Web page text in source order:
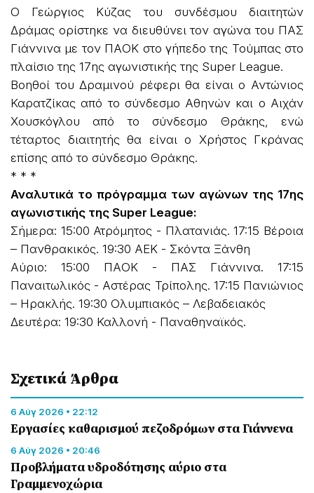
Ο Γεώργιος Κύζας του συνδέσμου διαιτητών
Δράμας ορίστηκε να διευθύνει τον αγώνα του ΠΑΣ
Γιάννινα με τον ΠΑΟΚ στο γήπεδο της Τούμπας στο
πλαίσιο της 17ης αγωνιστικής της Super League.
Βοηθοί του Δραμινού ρέφερι θα είναι ο Αντώνιος
Καρατζίκας από το σύνδεσμο Αθηνών και ο Αιχάν
Χουσκόγλου από το σύνδεσμο Θράκης, ενώ
τέταρτος διαιτητής θα είναι ο Χρήστος Γκράνας
επίσης από το σύνδεσμο Θράκης.
* * *
Αναλυτικά το πρόγραμμα των αγώνων της 17ης
αγωνιστικής της Super League:
Σήμερα: 15:00 Ατρόμητος - Πλατανιάς. 17:15 Βέροια
– Πανθρακικός. 19:30 ΑΕΚ - Σκόντα Ξάνθη
Αύριο: 15:00 ΠΑΟΚ - ΠΑΣ Γιάννινα. 17:15
Παναιτωλικός - Αστέρας Τρίπολης. 17:15 Πανιώνιος
– Ηρακλής. 19:30 Ολυμπιακός – Λεβαδειακός
Δευτέρα: 19:30 Καλλονή - Παναθηναϊκός.
Σχετικά Άρθρα
6 Αύγ 2026 • 22:12
Εργασίες καθαρισμού πεζοδρόμων στα Γιάννενα
6 Αύγ 2026 • 20:46
Προβλήματα υδροδότησης αύριο στα
Γραμμενοχώρια